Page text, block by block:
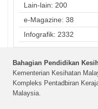
Lain-lain: 200
e-Magazine: 38
Infografik: 2332
Bahagian Pendidikan
Kementerian Kesihatan
Kompleks Pentadbiran
Malaysia.